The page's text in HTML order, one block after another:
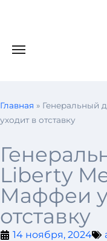
Главная » Генеральный
уходит в отставку
Liberty
Маффеи
отставку
14 ноября, 2024